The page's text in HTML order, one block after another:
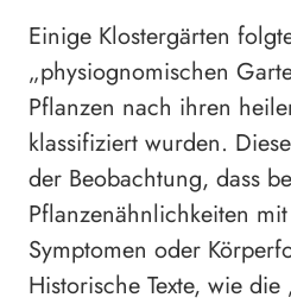
Einige Klostergärten
„physiognomischen
Pflanzen nach ihren
klassifiziert wurden.
der Beobachtung, dass
Pflanzenähnlichkeiten
Symptomen oder
Historische Texte, wie